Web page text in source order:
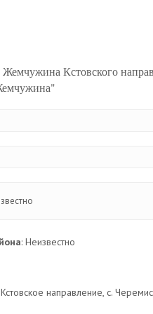
Кстовского
: Неизвестно
направление, с.